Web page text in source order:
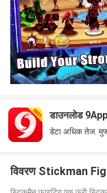
डाउनलोड
डेटा अधिक तेज,
विवरण Stickman